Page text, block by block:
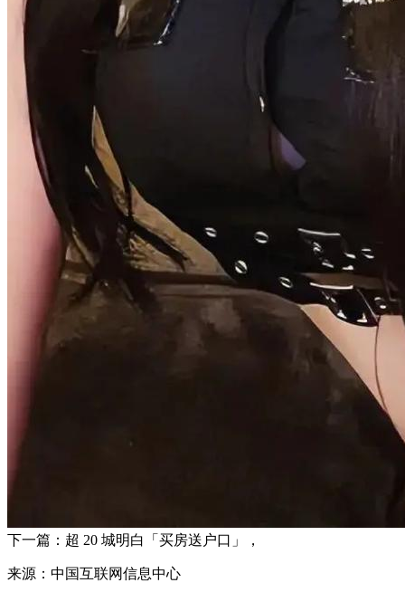
下一篇：超 20 城明白「买房送户口」，
来源：中国互联网信息中心